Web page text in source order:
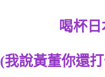
喝杯
(我說黃董你還